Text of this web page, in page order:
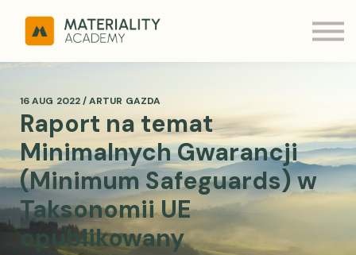
ESRS Q&A
MATERIALITY
Kontakt
16 AUG 2022 / ARTUR GAZDA
Raport na temat
Minimalnych Gwarancji
(Minimum Safeguards) w
Taksonomii UE
opublikowany